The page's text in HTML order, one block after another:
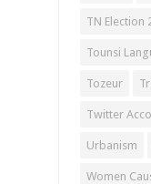
TN Election
Tounsi
Tozeur
Twitter
Urbanism
Women